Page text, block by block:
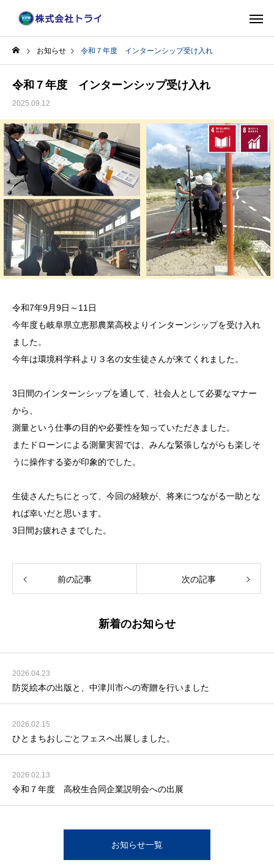
お知らせ 令和７年度 インターンシップ受け入れ
令和７年度 インターンシップ受け入れ
2025.09.12
令和7年9月9日～11日
今年度も岐阜県立恵那農業高校よりインターンシップを受け入れ
ました。
今年は環境科学科より３名の女生徒さんが来てくれました。
3日間のインターンシップを通して、社会人として必要なマナー
から、
測量という仕事の目的や必要性を知っていただきました。
またドローンによる測量実習では、みんな緊張しながらも楽しそ
うに操作する姿が印象的でした。
生徒さんたちにとって、今回の経験が、将来につながる一助とな
れば幸いだと思います。
3日間お疲れさまでした。
前の記事 次の記事
新着のお知らせ
2026.04.23
防災絵本の出版と、中津川市への寄贈を行いました
2026.02.15
ひとまちおしごとフェスへ出展しました。
2026.02.13
令和７年度 高校生合同企業説明会への出展
お知らせ一覧